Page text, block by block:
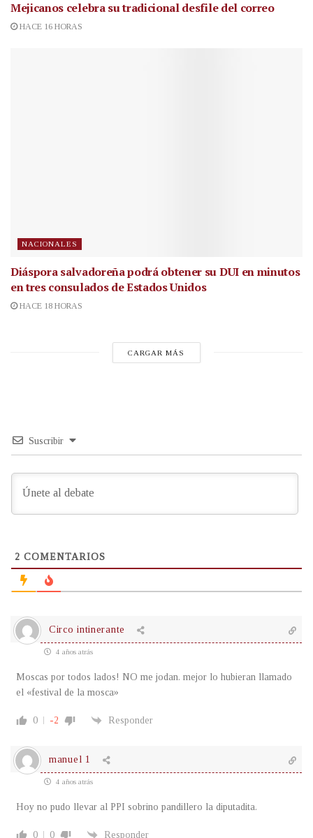
Mejicanos celebra su tradicional desfile del correo
HACE 16 HORAS
NACIONALES
Diáspora salvadoreña podrá obtener su DUI en minutos
en tres consulados de Estados Unidos
HACE 18 HORAS
CARGAR MÁS
Suscribir
2 COMENTARIOS
Circo intinerante
4 años atrás
Moscas por todos lados! NO me jodan. mejor lo hubieran llamado
el «festival de la mosca»
0 -2 Responder
manuel 1
4 años atrás
Hoy no pudo llevar al PPI sobrino pandillero la diputadita.
0 0 Responder